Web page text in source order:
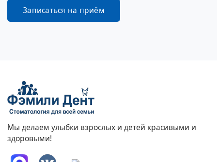
Мы делаем улыбки взрослых и детей красивыми и
здоровыми!